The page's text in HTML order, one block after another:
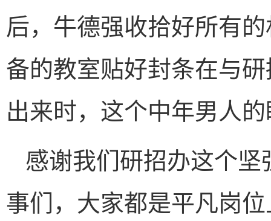
后，牛德强收拾好所有
备的教室贴好封条在与
出来时，这个中年男人
感谢我们研招办这个
事们，大家都是平凡岗